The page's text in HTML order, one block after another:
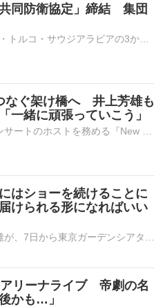
同防衛協定」締結 集団
なぐ架け橋へ 井上芳雄も
緒に頑張っていこう」
はショーを続けることに
けられる形になればいい
リーナライブ 帝劇の名
かも…」